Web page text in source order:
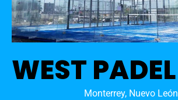
WEST PADEL
Monterrey, Nuevo León